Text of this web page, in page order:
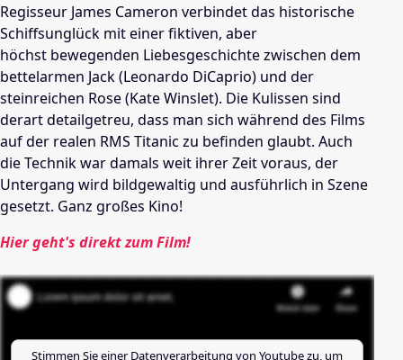
Regisseur James Cameron verbindet das historische
Schiffsunglück mit einer fiktiven, aber
höchst bewegenden Liebesgeschichte zwischen dem
bettelarmen Jack (Leonardo DiCaprio) und der
steinreichen Rose (Kate Winslet). Die Kulissen sind
derart detailgetreu, dass man sich während des Films
auf der realen RMS Titanic zu befinden glaubt. Auch
die Technik war damals weit ihrer Zeit voraus, der
Untergang wird bildgewaltig und ausführlich in Szene
gesetzt. Ganz großes Kino!
Hier geht's direkt zum Film!
Stimmen Sie einer Datenverarbeitung von Youtubezu, um